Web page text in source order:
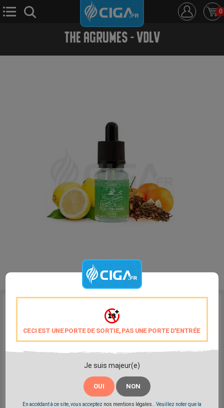
CECI EST UNE PORTE DE SORTIE, PAS UNE PORTE D'ENTRÉE
Je suis majeur(e)
OUI NON
En accédant à ce site, vous acceptez nos mentions légales.. Veuillez noter que la
0
E-Cigarette E-Liquide
THE AGRUMES - VDLV
Un Thé Chai avec du citron et de la mandarine
Elaboré en France
Partager